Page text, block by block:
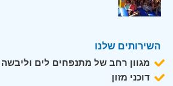
השירותים שלנו
מגוון רחב של מתנפחים לים וליבשה
דוכני מזון